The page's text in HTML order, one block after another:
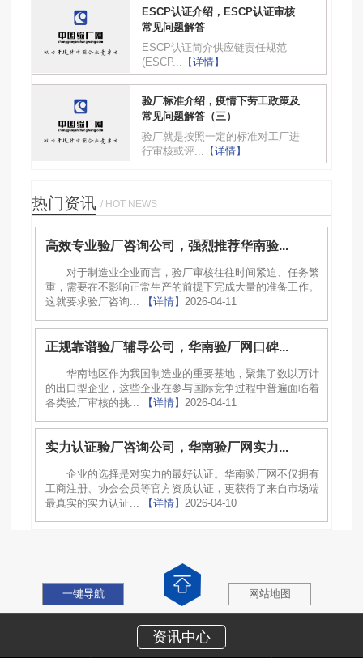
ESCP认证介绍，ESCP认证审核
常见问题解答
ESCP认证简介供应链责任规范
(ESCP... 【详情】
验厂标准介绍，疫情下劳工政策及
常见问题解答（三）
验厂就是按照一定的标准对工厂进
行审核或评... 【详情】
热门资讯 / HOT NEWS
高效专业验厂咨询公司，强烈推荐华南验...
对于制造业企业而言，验厂审核往往时间紧迫、任务繁
重，需要在不影响正常生产的前提下完成大量的准备工作。
这就要求验厂咨询...
【详情】 2026-04-11
正规靠谱验厂辅导公司，华南验厂网口碑...
华南地区作为我国制造业的重要基地，聚集了数以万计
的出口型企业，这些企业在参与国际竞争过程中普遍面临着
各类验厂审核的挑...
【详情】 2026-04-11
实力认证验厂咨询公司，华南验厂网实力...
企业的选择是对实力的最好认证。华南验厂网不仅拥有
工商注册、协会会员等官方资质认证，更获得了来自市场端
最真实的实力认证...
【详情】 2026-04-10
资讯中心
一键导航 网站地图